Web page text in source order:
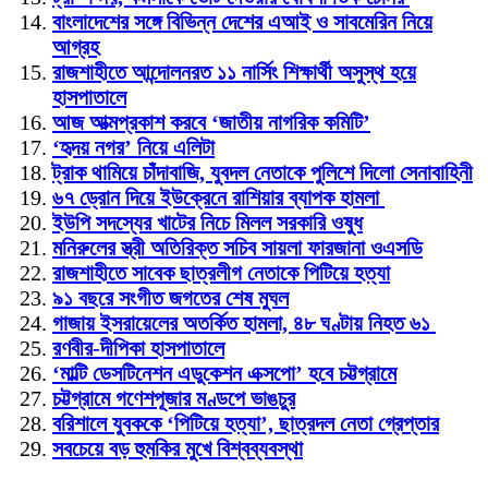
বাংলাদেশের সঙ্গে বিভিন্ন দেশের এআই ও সাবমেরিন নিয়ে
আগ্রহ
রাজশাহীতে আন্দোলনরত ১১ নার্সিং শিক্ষার্থী অসুস্থ হয়ে
হাসপাতালে
আজ আত্মপ্রকাশ করবে ‘জাতীয় নাগরিক কমিটি’
‘হৃদয় নগর’ নিয়ে এলিটা
ট্রাক থামিয়ে চাঁদাবাজি, যুবদল নেতাকে পুলিশে দিলো সেনাবাহিনী
৬৭ ড্রোন দিয়ে ইউক্রেনে রাশিয়ার ব্যাপক হামলা
ইউপি সদস্যের খাটের নিচে মিলল সরকারি ওষুধ
মনিরুলের স্ত্রী অতিরিক্ত সচিব সায়লা ফারজানা ওএসডি
রাজশাহীতে সাবেক ছাত্রলীগ নেতাকে পিটিয়ে হত্যা
৯১ বছরে সংগীত জগতের শেষ মুঘল
গাজায় ইসরায়েলের অতর্কিত হামলা, ৪৮ ঘণ্টায় নিহত ৬১
রণবীর-দীপিকা হাসপাতালে
‘মাল্টি ডেসটিনেশন এডুকেশন এক্সপো’ হবে চট্টগ্রামে
চট্টগ্রামে গণেশপূজার মণ্ডপে ভাঙচুর
বরিশালে যুবককে ‘পিটিয়ে হত্যা’, ছাত্রদল নেতা গ্রেপ্তার
সবচেয়ে বড় হুমকির মুখে বিশ্বব্যবস্থা